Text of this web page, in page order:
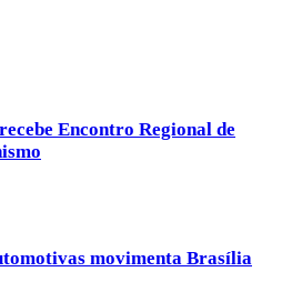
Encontro Regional de
movimenta Brasília